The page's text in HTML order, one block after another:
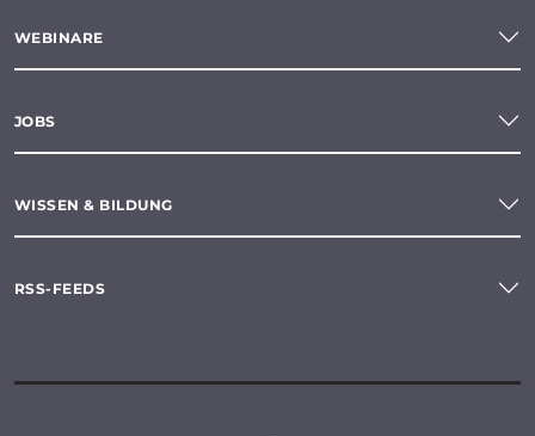
WEBINARE
JOBS
WISSEN & BILDUNG
RSS-FEEDS